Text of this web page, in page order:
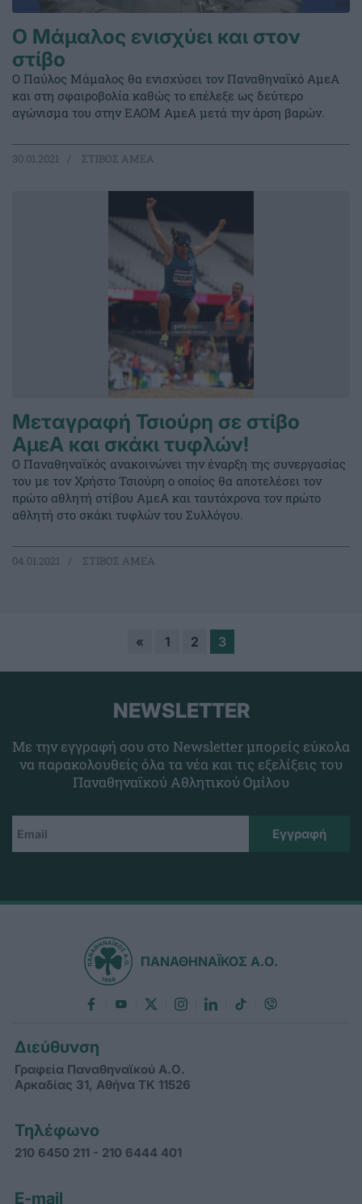
Ο Μάμαλος ενισχύει και στον
στίβο
Ο Παύλος Μάμαλος θα ενισχύσει τον Παναθηναϊκό ΑμεΑ
και στη σφαιροβολία καθώς το επέλεξε ως δεύτερο
αγώνισμα του στην ΕΑΟΜ ΑμεΑ μετά την άρση βαρών.
30.01.2021 ΣΤΙΒΟΣ ΑΜΕΑ
Μεταγραφή Τσιούρη σε στίβο
ΑμεΑ και σκάκι τυφλών!
Ο Παναθηναϊκός ανακοινώνει την έναρξη της συνεργασίας
του με τον Χρήστο Τσιούρη ο οποίος θα αποτελέσει τον
πρώτο αθλητή στίβου ΑμεΑ και ταυτόχρονα τον πρώτο
αθλητή στο σκάκι τυφλών του Συλλόγου.
04.01.2021 ΣΤΙΒΟΣ ΑΜΕΑ
« 1 2 3
NEWSLETTER
Με την εγγραφή σου στο Newsletter μπορείς εύκολα
να παρακολουθείς όλα τα νέα και τις εξελίξεις του
Παναθηναϊκού Αθλητικού Ομίλου
ΠΑΝΑΘΗΝΑΪΚΟΣ Α.Ο.
Διεύθυνση
Γραφεία Παναθηναϊκού Α.Ο.
Αρκαδίας 31, Αθήνα ΤΚ 11526
Τηλέφωνο
210 6450 211 - 210 6444 401
E-mail